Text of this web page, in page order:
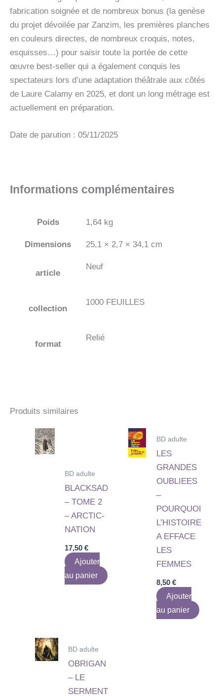
fabrication soignée et de nombreux bonus (la genèse
du projet dévoilée par Zanzim, les premières planches
en couleurs directes, de nombreux croquis, notes,
esquisses…) pour saisir toute la portée de cette
œuvre best-seller qui a également conquis les
spectateurs lors d’une adaptation théâtrale aux côtés
de Laure Calamy en 2025, et dont un long métrage est
actuellement en préparation.
Date de parution : 05/11/2025
Informations complémentaires
Poids 1,64 kg
Dimensions 25,1 × 2,7 × 34,1 cm
article
Neuf
collection
1000 FEUILLES
format
Relié
Produits similaires
BD adulte
BLACKSAD
– TOME 2
– ARCTIC-
NATION
17,50€
Ajouter
au panier
BD adulte
LES
GRANDES
OUBLIEES
–
POURQUOI
L’HISTOIRE
A EFFACE
LES
FEMMES
8,50 €
Ajouter
au panier
BD adulte
OBRIGAN
– LE
SERMENT